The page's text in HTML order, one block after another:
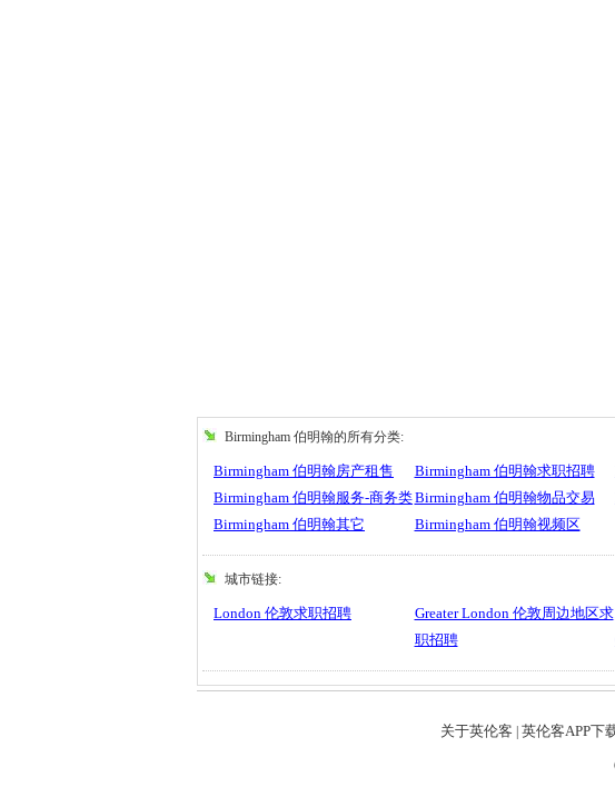
Birmingham 伯明翰的所有分类:
Birmingham 伯明翰房产租售 Birmingham 伯明翰求职招聘
Birmingham 伯明翰服务-商务类Birmingham 伯明翰物品交易
Birmingham 伯明翰其它
Birmingham 伯明翰视频区
城市链接:
London 伦敦求职招聘
Greater London 伦敦周边地区求
职招聘
关于英伦客 英伦客APP下